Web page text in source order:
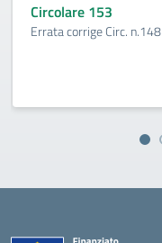
Circolare 153
Errata corrige Circ. n.148